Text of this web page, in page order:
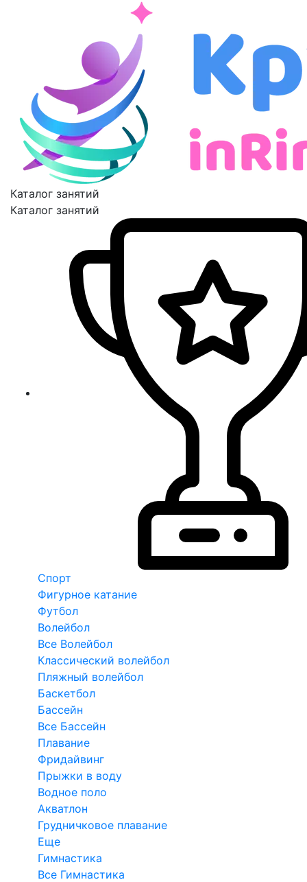
Каталог занятий
Каталог занятий
Спорт
Фигурное катание
Футбол
Волейбол
Все Волейбол
Классический волейбол
Пляжный волейбол
Баскетбол
Бассейн
Все Бассейн
Плавание
Фридайвинг
Прыжки в воду
Водное поло
Акватлон
Грудничковое плавание
Еще
Гимнастика
Все Гимнастика